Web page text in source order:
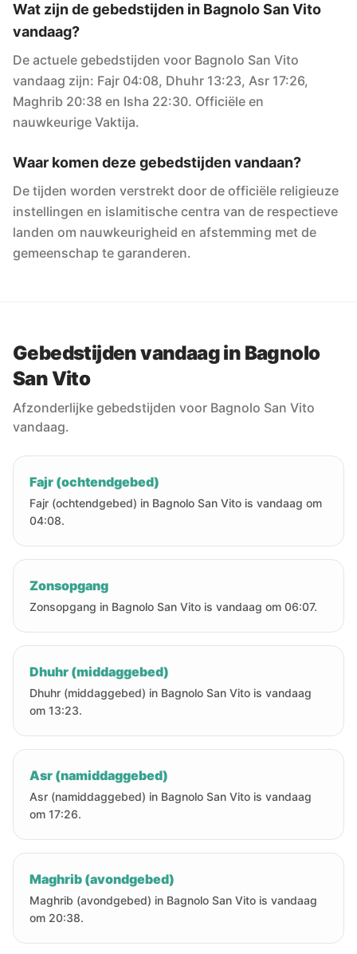
Wat zijn de gebedstijden in Bagnolo San Vito
vandaag?
De actuele gebedstijden voor Bagnolo San Vito
vandaag zijn: Fajr 04:08, Dhuhr 13:23, Asr 17:26,
Maghrib 20:38 en Isha 22:30. Officiële en
nauwkeurige Vaktija.
Waar komen deze gebedstijden vandaan?
De tijden worden verstrekt door de officiële religieuze
instellingen en islamitische centra van de respectieve
landen om nauwkeurigheid en afstemming met de
gemeenschap te garanderen.
Gebedstijden vandaag in Bagnolo
San Vito
Afzonderlijke gebedstijden voor Bagnolo San Vito
vandaag.
Fajr (ochtendgebed)
Fajr (ochtendgebed) in Bagnolo San Vito is vandaag om
04:08.
Zonsopgang
Zonsopgang in Bagnolo San Vito is vandaag om 06:07.
Dhuhr (middaggebed)
Dhuhr (middaggebed) in Bagnolo San Vito is vandaag
om 13:23.
Asr (namiddaggebed)
Asr (namiddaggebed) in Bagnolo San Vito is vandaag
om 17:26.
Maghrib (avondgebed)
Maghrib (avondgebed) in Bagnolo San Vito is vandaag
om 20:38.